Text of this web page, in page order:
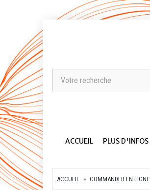
ACCUEIL PLUS D'INFOS
ACCUEIL COMMANDER EN LIGNE